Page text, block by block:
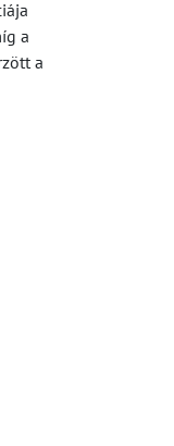
a
a